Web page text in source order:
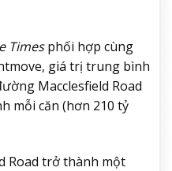
Timesphối hợp cùng
giá trị trung bình
Macclesfield Road
mỗi căn (hơn 210 tỷ
Road trở thành một